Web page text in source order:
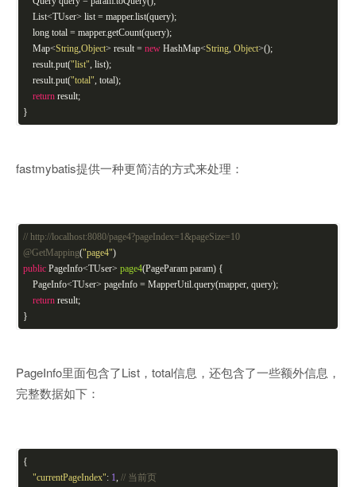
List<TUser> list = mapper.list(query);
long total = mapper.getCount(query);
Map<String,Object> result = newHashMap<String, Object>();
result.put("list", list);
result.put("total", total);
returnresult;
}
fastmybatis提供一种更简洁的方式来处理：
// http://localhost:8080/page4?pageIndex=1&pageSize=10
@GetMapping("page4")
publicPageInfo<TUser> page4(PageParam param) {
PageInfo<TUser> pageInfo = MapperUtil.query(mapper, query);
returnresult;
}
PageInfo里面包含了List，total信息，还包含了一些额外信息，
完整数据如下：
{
"currentPageIndex": 1, // 当前页